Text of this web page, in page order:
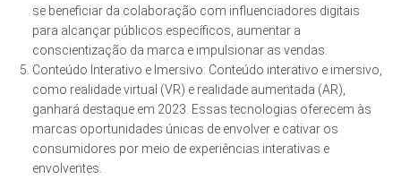
se beneficiar da colaboração com influenciadores digitais
para alcançar públicos específicos, aumentar a
conscientização da marca e impulsionar as vendas.
Conteúdo Interativo e Imersivo: Conteúdo interativo e imersivo,
como realidade virtual (VR) e realidade aumentada (AR),
ganhará destaque em 2023. Essas tecnologias oferecem às
marcas oportunidades únicas de envolver e cativar os
consumidores por meio de experiências interativas e
envolventes.